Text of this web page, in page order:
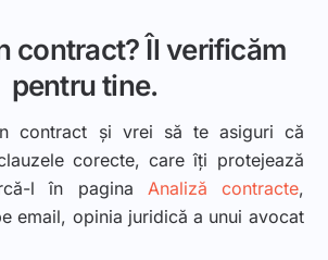
contract? Îl verificăm
pentru tine.
contract și vrei să te asiguri că
corecte, care îți protejează
l în pagina Analiză contracte,
email, opinia juridică a unui avocat